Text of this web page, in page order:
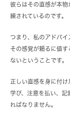
彼らはその直感が本物
練されているのです。
つまり、私のアドバイ
その感覚が頼るに値
ないということです。
正しい直感を身に付
学び、注意を払い、記
ればなりません。